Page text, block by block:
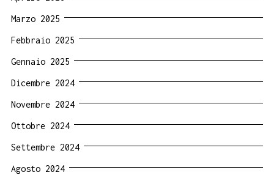
Marzo 2025
Febbraio 2025
Gennaio 2025
Dicembre 2024
Novembre 2024
Ottobre 2024
Settembre 2024
Agosto 2024